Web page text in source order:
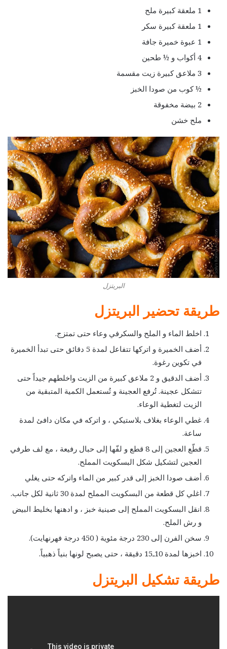
1 ملعقة كبيرة ملح
1 ملعقة كبيرة سكر
1 عبوة خميرة جافة
4 أكواب و ½ طحين
3 ملاعق كبيرة زيت مقسمة
½ كوب من صودا الخبز
2 بيضة مخفوقة
ملح خشن
البريتزل
طريقة تحضير البريتزل
اخلط الماء و الملح والسكرفي وعاء حتى تمتزج.
أضف الخميرة و اتركها تتفاعل لمدة 5 دقائق حتى تبدأ الخميرة
في تكوين رغوة.
أضف الدقيق و 2 ملاعق كبيرة من الزيت واخلطهم جيداً حتى
تتشكل عجينة. تُرفع العجينة و تُستعمل الكمية المتبقية من
الزيت لتغطية الوعاء.
غطي الوعاء بغلاف بلاستيكي ، و اتركه في مكان دافئ لمدة
ساعة.
قطّع العجين إلى 8 قطع و لفّها إلى حبال رفيعة ، مع لف طرفي
العجين لتشكيل شكل البسكويت المملح.
أضف صودا الخبز إلى قدر كبير من الماء واتركه حتى يغلي
اغلي كل قطعة من البسكويت المملح لمدة 30 ثانية لكل جانب.
انقل البسكويت المملح إلى صينية خبز ، و ادهنها بخليط البيض
و رش الملح.
سخن الفرن إلى 230 درجة مئوية ( 450 درجة فهرنهايت).
اخبزها لمدة 10ـ15 دقيقة ، حتى يصبح لونها بنياً ذهبياً.
طريقة تشكيل البريتزل